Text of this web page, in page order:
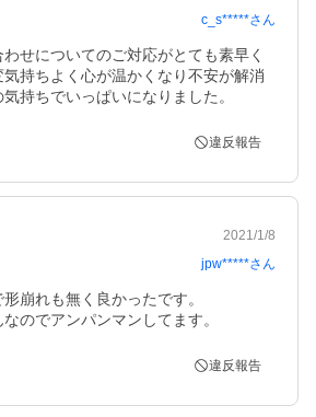
c_s*****さん
せについてのご対応がとても素早く
持ちよく心が温かくなり不安が解消
持ちでいっぱいになりました。
違反報告
2021/1/8
jpw*****さん
崩れも無く良かったです。
のでアンパンマンしてます。
違反報告